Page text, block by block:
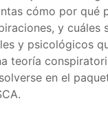
cómo por qué
y cuáles
y psicológicos
teoría
en el